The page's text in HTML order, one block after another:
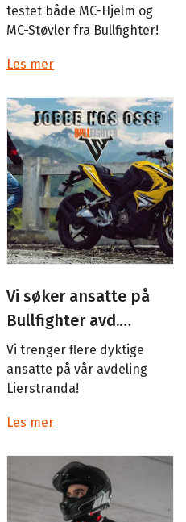
testet både MC-Hjelm og
MC-Støvler fra Bullfighter!
Les mer
Vi søker ansatte på
Bullfighter avd.
Lierstrsanda
Vi trenger flere dyktige
ansatte på vår avdeling
Lierstranda!
Les mer